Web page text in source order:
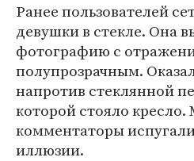
Ранее пользователей
девушки в стекле. Она
фотографию с
полупрозрачным.
напротив стеклянной
которой стояло
комментаторы
иллюзии.